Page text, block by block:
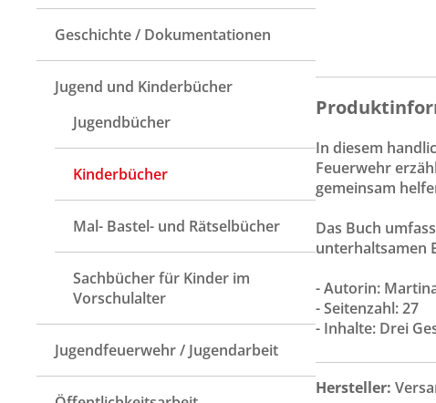
Geschichte / Dokumentationen
Jugend und Kinderbücher
Jugendbücher
Kinderbücher
Mal- Bastel- und Rätselbücher
Sachbücher für Kinder im
Vorschulalter
Jugendfeuerwehr / Jugendarbeit
In diesem
Feuerwehr
gemeinsam
Das Buch
unterhaltsamen
- Autorin:
- Seitenzahl: 27
- Inhalte: Drei
Hersteller: